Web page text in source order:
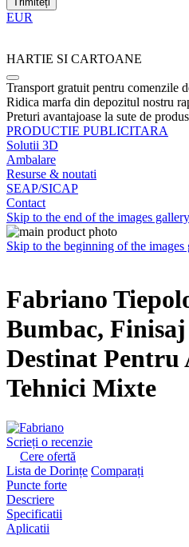
EUR
HARTIE SI CARTOANE
Transport gratuit pentru comenzile
Ridica marfa din depozitul nostru
Preturi avantajoase la sute de
PRODUCTIE PUBLICITARA
Solutii 3D
Ambalare
Resurse & noutati
SEAP/SICAP
Contact
Skip to the end of the images gallery
Skip to the beginning of the images
Fabriano
Bumbac,
Destinat Pentru
Tehnici Mixte
Scrieți o recenzie
Cere ofertă
Lista de Dorințe Comparați
Puncte forte
Descriere
Specificatii
Aplicatii